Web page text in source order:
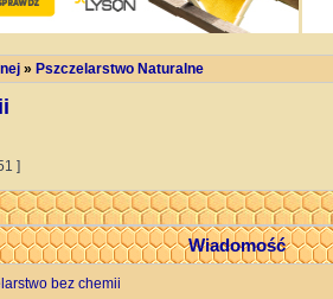
» Pszczelarstwo Naturalne
]
Wiadomość
bez chemii